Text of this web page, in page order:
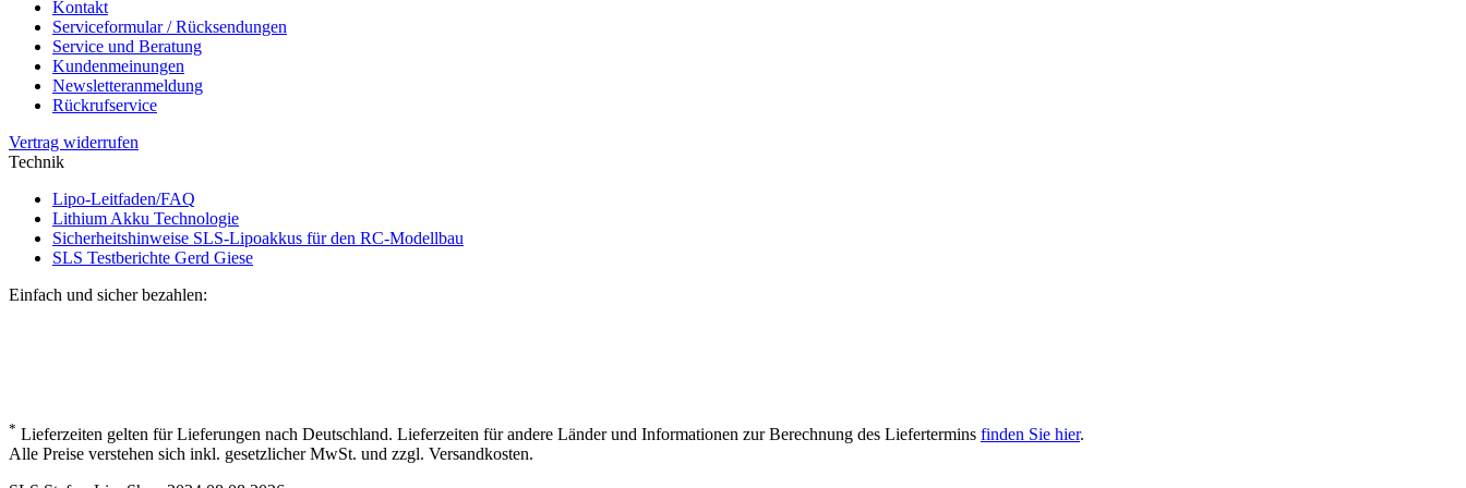
Kontakt
Serviceformular / Rücksendungen
Service und Beratung
Kundenmeinungen
Newsletteranmeldung
Rückrufservice
Vertrag widerrufen
Technik
Lipo-Leitfaden/FAQ
Lithium Akku Technologie
Sicherheitshinweise SLS-Lipoakkus für den RC-Modellbau
SLS Testberichte Gerd Giese
Einfach und sicher bezahlen:
* Lieferzeiten gelten für Lieferungen nach Deutschland. Lieferzeiten für andere Länder und Informationen zur Berechnung des Liefertermins finden Sie hier.
Alle Preise verstehen sich inkl. gesetzlicher MwSt. und zzgl. Versandkosten.